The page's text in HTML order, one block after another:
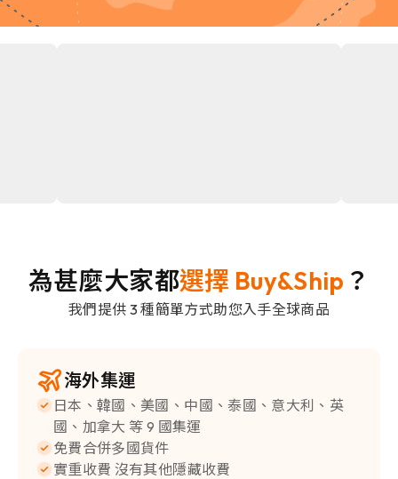
為甚麼大家都選擇 Buy&Ship ？
我們提供 3 種簡單方式助您入手全球商品
海外集運
日本、韓國、美國、中國、泰國、意大利、英
國、加拿大 等 9 國集運
免費合併多國貨件
實重收費 沒有其他隱藏收費